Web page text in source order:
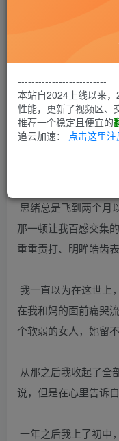
另有小说阅读
第1回
中考已经过去快一个
扎起小辫子。这些天
思绪总是飞到两个月
那一顿让我百感交集
重重责打、明眸皓齿
我一直以为在这世上
在我和妈的面前痛哭
个软弱的女人，她留
从那之后我收起了全
说，但是在心里告诉
一年之后我上了初中
--------------------------
本站自2024上线以来
性能，更新了视频区、
推荐一个稳定且便宜的
追云加速： 点击这里注
--------------------------